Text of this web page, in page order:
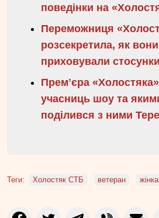
поведінки на
Переможниця
розсекретила, як
приховували
Премʼєра
учасниць шоу та
поділився з ними
Теги: Холостяк СТБ ветеран жінка